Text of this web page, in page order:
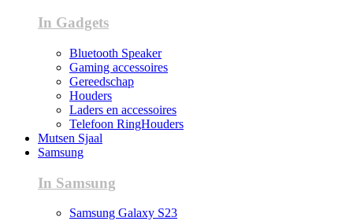
In Gadgets
Bluetooth Speaker
Gaming accessoires
Gereedschap
Houders
Laders en accessoires
Telefoon RingHouders
Mutsen Sjaal
Samsung
In Samsung
Samsung Galaxy S23